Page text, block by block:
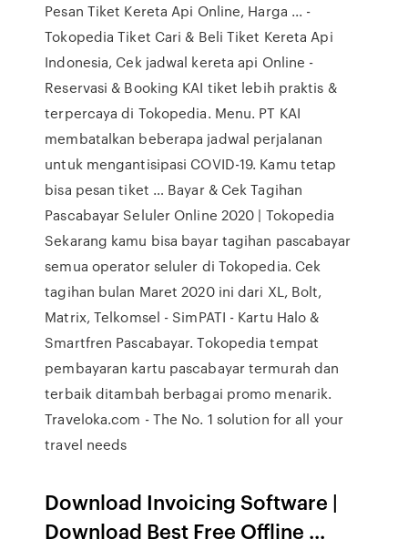
Pesan Tiket Kereta Api Online, Harga ... -
Tokopedia Tiket Cari & Beli Tiket Kereta Api
Indonesia, Cek jadwal kereta api Online -
Reservasi & Booking KAI tiket lebih praktis &
terpercaya di Tokopedia. Menu. PT KAI
membatalkan beberapa jadwal perjalanan
untuk mengantisipasi COVID-19. Kamu tetap
bisa pesan tiket … Bayar & Cek Tagihan
Pascabayar Seluler Online 2020 | Tokopedia
Sekarang kamu bisa bayar tagihan pascabayar
semua operator seluler di Tokopedia. Cek
tagihan bulan Maret 2020 ini dari XL, Bolt,
Matrix, Telkomsel - SimPATI - Kartu Halo &
Smartfren Pascabayar. Tokopedia tempat
pembayaran kartu pascabayar termurah dan
terbaik ditambah berbagai promo menarik.
Traveloka.com - The No. 1 solution for all your
travel needs
Download Invoicing Software |
Download Best Free Offline ...